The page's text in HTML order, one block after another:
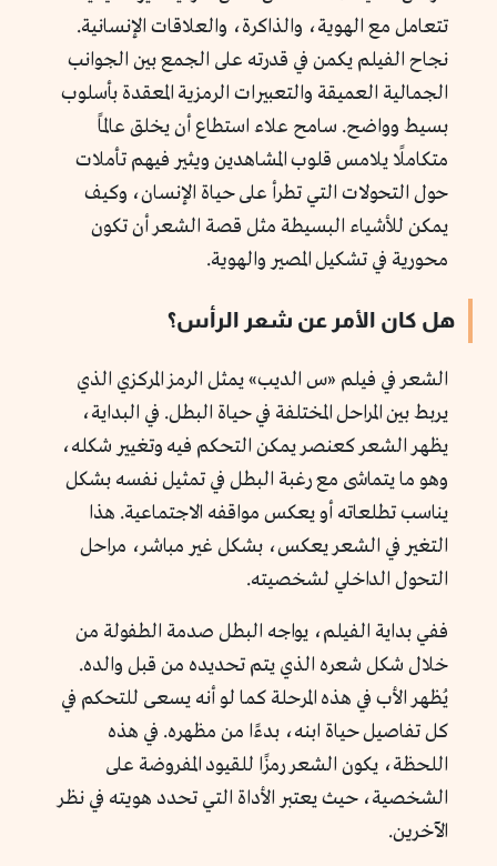
تتعامل مع الهوية، والذاكرة، والعلاقات الإنسانية.
نجاح الفيلم يكمن في قدرته على الجمع بين الجوانب
الجمالية العميقة والتعبيرات الرمزية المعقدة بأسلوب
بسيط وواضح. سامح علاء استطاع أن يخلق عالمًا
متكاملًا يلامس قلوب المشاهدين ويثير فيهم تأملات
حول التحولات التي تطرأ على حياة الإنسان، وكيف
يمكن للأشياء البسيطة مثل قصة الشعر أن تكون
محورية في تشكيل المصير والهوية.
هل كان الأمر عن شعر الرأس؟
الشعر في فيلم «س الديب» يمثل الرمز المركزي الذي
يربط بين المراحل المختلفة في حياة البطل. في البداية،
يظهر الشعر كعنصر يمكن التحكم فيه وتغيير شكله،
وهو ما يتماشى مع رغبة البطل في تمثيل نفسه بشكل
يناسب تطلعاته أو يعكس مواقفه الاجتماعية. هذا
التغير في الشعر يعكس، بشكل غير مباشر، مراحل
التحول الداخلي لشخصيته.
ففي بداية الفيلم، يواجه البطل صدمة الطفولة من
خلال شكل شعره الذي يتم تحديده من قبل والده.
يُظهر الأب في هذه المرحلة كما لو أنه يسعى للتحكم في
كل تفاصيل حياة ابنه، بدءًا من مظهره. في هذه
اللحظة، يكون الشعر رمزًا للقيود المفروضة على
الشخصية، حيث يعتبر الأداة التي تحدد هويته في نظر
الآخرين.